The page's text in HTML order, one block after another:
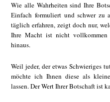
Wie alle Wahrheiten sind Ihre
Einfach formuliert und schwer zu
täglich erfahren, zeigt doch nur,
Ihre Macht ist nicht
hinaus.
Weil jeder, der etwas Schwieriges
möchte ich Ihnen diese als
lassen. Der Wert Ihrer Botschaft ist